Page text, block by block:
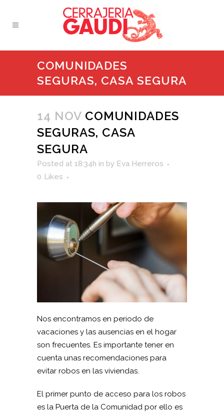
COMUNIDADES
SEGURAS, CASA SEGURA
14 NOV COMUNIDADES
SEGURAS, CASA
SEGURA
Posted at 18:34h in by Eva Herreros
0 Likes
Nos encontramos en periodo de
vacaciones y las ausencias en el hogar
son frecuentes. Es importante tener en
cuenta unas recomendaciones para
evitar robos en las viviendas.
El primer punto de acceso para los robos
es la Puerta de la Comunidad por ello es